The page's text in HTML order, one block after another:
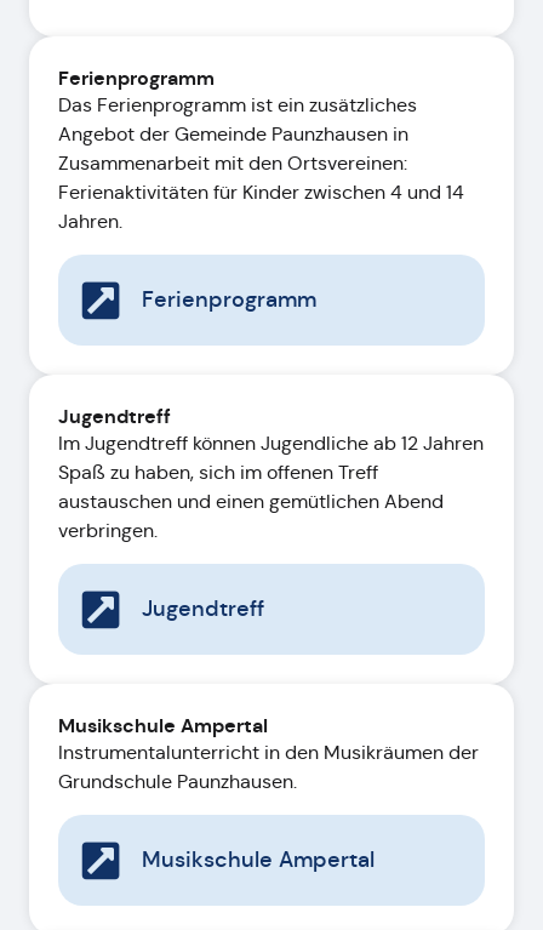
Ferienprogramm
Das Ferienprogramm ist ein zusätzliches
Angebot der Gemeinde Paunzhausen in
Zusammenarbeit mit den Ortsvereinen:
Ferienaktivitäten für Kinder zwischen 4 und 14
Jahren.
Ferienprogramm
Jugendtreff
Im Jugendtreff können Jugendliche ab 12 Jahren
Spaß zu haben, sich im offenen Treff
austauschen und einen gemütlichen Abend
verbringen.
Jugendtreff
Musikschule Ampertal
Instrumentalunterricht in den Musikräumen der
Grundschule Paunzhausen.
Musikschule Ampertal